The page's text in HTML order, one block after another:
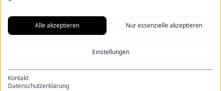
PARTSHofmeister & MeinckeTREX.PARTS
ImpressumDatenschutzerklärungKontakt
F.Explore – Programmieren für Nicht-Programmierer
Projekt 2025/2026Wenn alle Rädchen ineinandergreifen – Eine
Eröffnung der besonderen Art
Die Bachelor-Graduierten 2026
Alle akzeptieren Nur essenzielle akzeptieren
Einstellungen
Kontakt
Datenschutzerklärung